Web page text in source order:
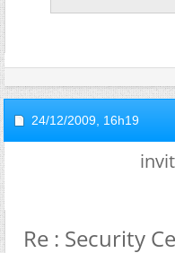
24/12/2009, 16h19
Re : Security